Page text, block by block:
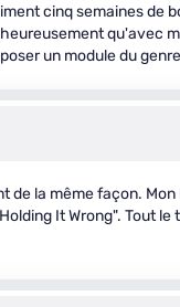
cinq semaines de
qu'avec
un module du
de la même façon.
It Wrong". Tout le